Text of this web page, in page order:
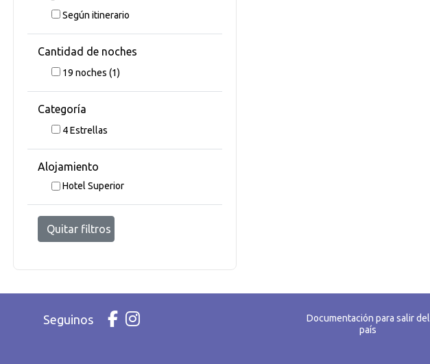
Según itinerario
Cantidad de noches
19noches (1)
Categoría
4 Estrellas
Alojamiento
Hotel Superior
Quitar filtros
Seguinos
Documentación para salir del
país